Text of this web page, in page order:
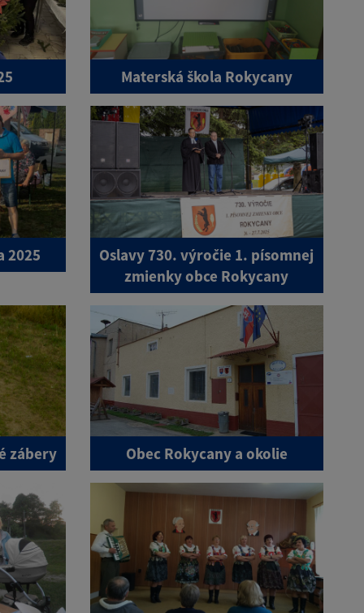
Materská škola Rokycany
2025
Oslavy 730. výročie 1. písomnej
zmienky obce Rokycany
zábery Obec Rokycany a okolie